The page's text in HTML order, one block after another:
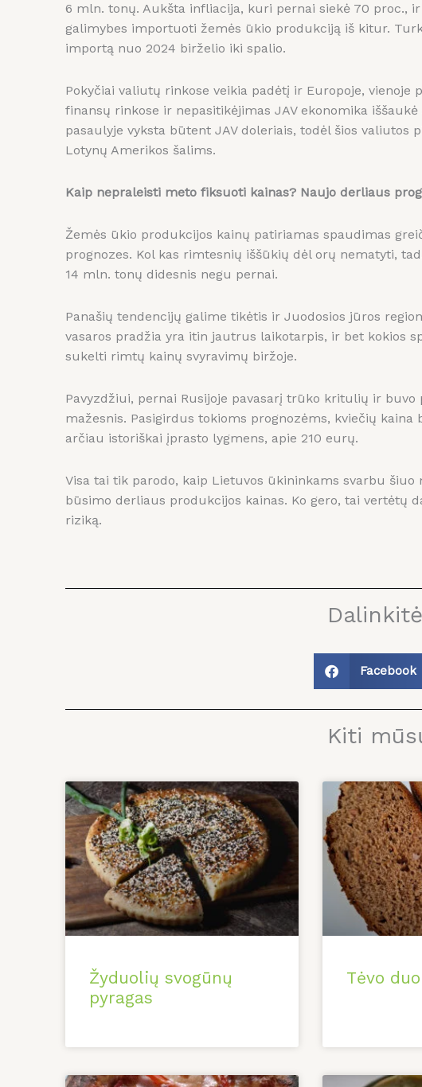
6 mln. tonų. Aukšta infliacija, kuri pernai siekė 70 proc.,
galimybes importuoti žemės ūkio produkciją iš kitur.
importą nuo 2024 birželio iki spalio.
Pokyčiai valiutų rinkose veikia padėtį ir Europoje,
finansų rinkose ir nepasitikėjimas JAV ekonomika
pasaulyje vyksta būtent JAV doleriais, todėl šios
Lotynų Amerikos šalims.
Kaip nepraleisti meto fiksuoti kainas? Naujo derliaus
Žemės ūkio produkcijos kainų patiriamas spaudimas
prognozes. Kol kas rimtesnių iššūkių dėl orų nematyti,
14 mln. tonų didesnis negu pernai.
Panašių tendencijų galime tikėtis ir Juodosios jūros
vasaros pradžia yra itin jautrus laikotarpis, ir bet kokios
sukelti rimtų kainų svyravimų biržoje.
Pavyzdžiui, pernai Rusijoje pavasarį trūko kritulių ir
mažesnis. Pasigirdus tokioms prognozėms, kviečių
arčiau istoriškai įprasto lygmens, apie 210 eurų.
Visa tai tik parodo, kaip Lietuvos ūkininkams svarbu
būsimo derliaus produkcijos kainas. Ko gero, tai vertėtų
riziką.
Facebook
Kiti
Žyduolių svogūnų
pyragas
Tėvo